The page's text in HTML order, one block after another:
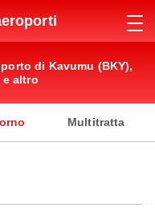
di Kavumu (BKY),
e altro
Multitratta